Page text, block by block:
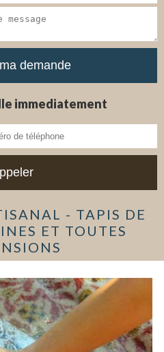
immediatement
- TAPIS DE
ET TOUTES